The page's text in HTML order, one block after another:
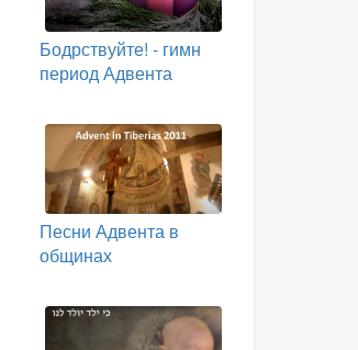
Бодрствуйте! - гимн
период Адвента
Песни Адвента в
общинах